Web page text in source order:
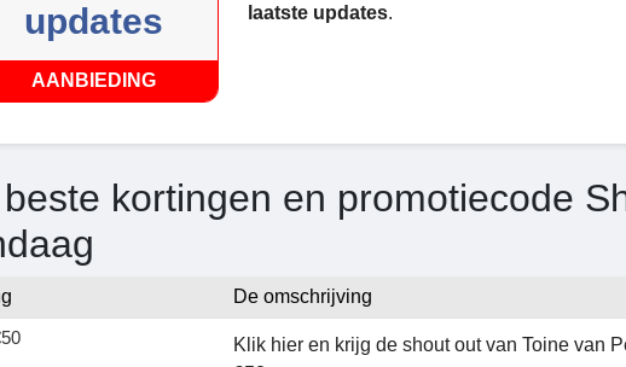
updates
AANBIEDING
laatste updates.
kortingen en promotiecode
De omschrijving
Klik hier en krijg de shout out van Toine van